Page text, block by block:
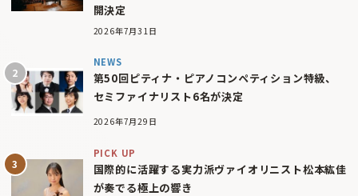
開決定
2026年7月31日
NEWS
第50回ピティナ・ピアノコンペティション特級、
セミファイナリスト6名が決定
2026年7月29日
PICK UP
国際的に活躍する実力派ヴァイオリニスト松本紘佳
が奏でる極上の響き